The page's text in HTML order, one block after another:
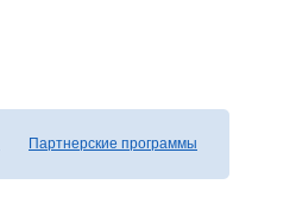
Партнерские программы